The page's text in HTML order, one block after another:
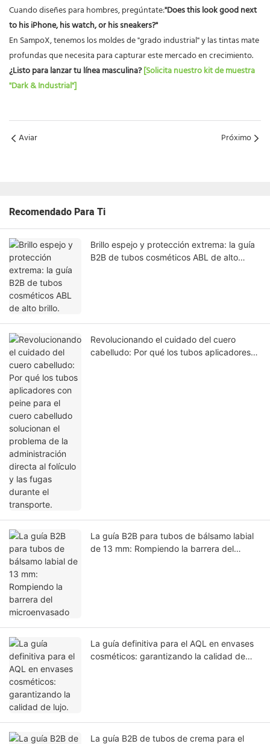
Cuando diseñes para hombres, pregúntate:"Does this look good next
to his iPhone, his watch, or his sneakers?"
En SampoX, tenemos los moldes de "grado industrial" y las tintas mate
profundas que necesita para capturar este mercado en crecimiento.
¿Listo para lanzar tu línea masculina?[Solicita nuestro kit de muestra
"Dark & ​​Industrial"]
Aviar Próximo
Recomendado Para Ti
Brillo espejo y protección extrema: la guía
B2B de tubos cosméticos ABL de alto
Revolucionando el cuidado del cuero
cabelludo: Por qué los tubos aplicadores
La guía B2B para tubos de bálsamo labial
de 13 mm: Rompiendo la barrera del
La guía definitiva para el AQL en envases
cosméticos: garantizando la calidad de
La guía B2B de tubos de crema para el